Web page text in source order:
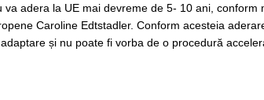
va adera la UE mai devreme de 5- 10 ani, conform
Caroline Edtstadler. Conform acesteia
și nu poate fi vorba de o procedură